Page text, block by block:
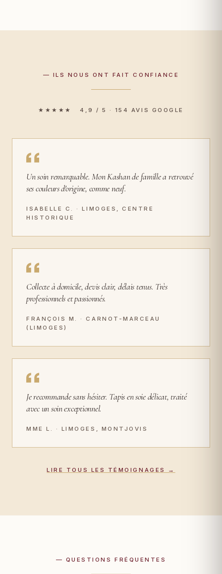
— ILS NOUS ONT FAIT CONFIANCE
★★★★★ 4,9 / 5 · 154 AVIS GOOGLE
Un soin remarquable. Mon Kashan de famille a retrouvé
ses couleurs d'origine, comme neuf.
ISABELLE C. · LIMOGES, CENTRE
HISTORIQUE
Collecte à domicile, devis clair, délais tenus. Très
professionnels et passionnés.
FRANÇOIS M. · CARNOT-MARCEAU
(LIMOGES)
Je recommande sans hésiter. Tapis en soie délicat, traité
avec un soin exceptionnel.
MME L. · LIMOGES, MONTJOVIS
LIRE TOUS LES TÉMOIGNAGES →
— QUESTIONS FRÉQUENTES